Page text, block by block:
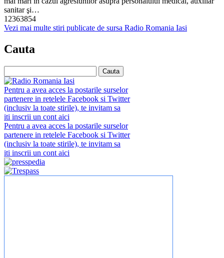
sanitar şi…
12363854
Vezi mai multe stiri publicate de sursa Radio Romania Iasi
Cauta
Pentru a avea acces la postarile surselor
partenere in retelele Facebook si Twitter
(inclusiv la toate stirile), te invitam sa
iti inscrii un cont aici
Pentru a avea acces la postarile surselor
partenere in retelele Facebook si Twitter
(inclusiv la toate stirile), te invitam sa
iti inscrii un cont aici